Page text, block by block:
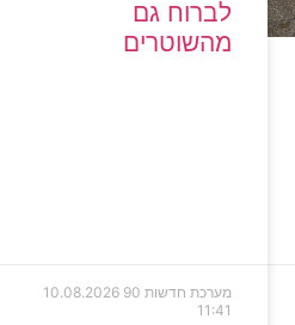
לברוח גם
מהשוטרים
מערכת חדשות 90
10.08.2026
11:41